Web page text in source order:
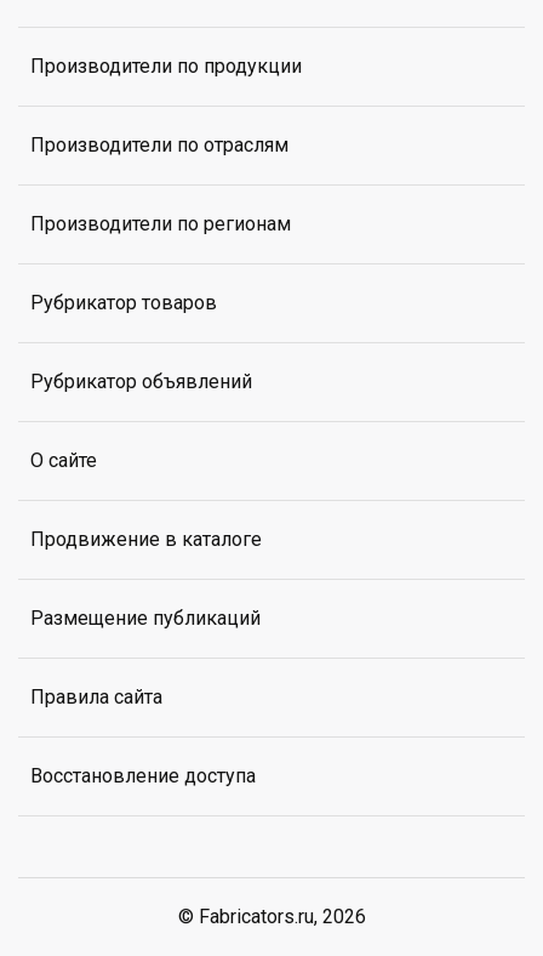
Производители по продукции
Производители по отраслям
Производители по регионам
Рубрикатор товаров
Рубрикатор объявлений
О сайте
Продвижение в каталоге
Размещение публикаций
Правила сайта
Восстановление доступа
© Fabricators.ru, 2026